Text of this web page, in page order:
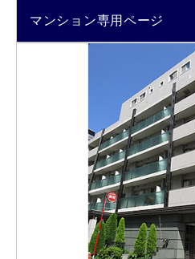
マンション専用ページ